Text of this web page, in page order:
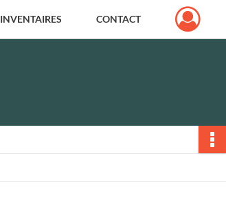
INVENTAIRES CONTACT